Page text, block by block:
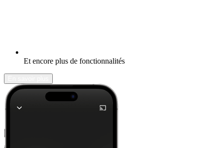
Et encore plus de fonctionnalités